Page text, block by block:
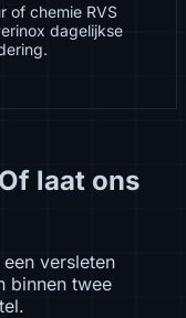
of chemie RVS
dagelijkse
laat ons
versleten
binnen twee